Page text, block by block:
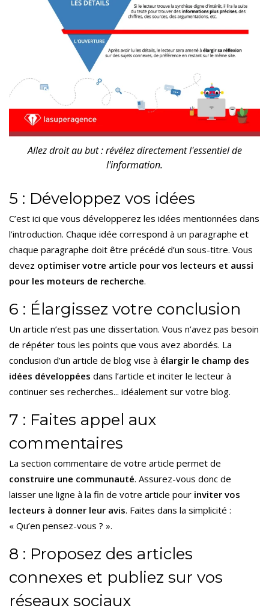
Allez droit au but : révélez directement l'essentiel de
l'information.
5 : Développez vos idées
C’est ici que vous développerez les idées mentionnées dans
l’introduction. Chaque idée correspond à un paragraphe et
chaque paragraphe doit être précédé d’un sous-titre. Vous
devez optimiser votre article pour vos lecteurs et aussi
pour les moteurs de recherche.
6 : Élargissez votre conclusion
Un article n’est pas une dissertation. Vous n’avez pas besoin
de répéter tous les points que vous avez abordés. La
conclusion d’un article de blog vise à élargir le champ des
idées développées dans l’article et inciter le lecteur à
continuer ses recherches... idéalement sur votre blog.
7 : Faites appel aux
commentaires
La section commentaire de votre article permet de
construire une communauté. Assurez-vous donc de
laisser une ligne à la fin de votre article pour inviter vos
lecteurs à donner leur avis. Faites dans la simplicité :
« Qu’en pensez-vous ? ».
8 : Proposez des articles
connexes et publiez sur vos
réseaux sociaux